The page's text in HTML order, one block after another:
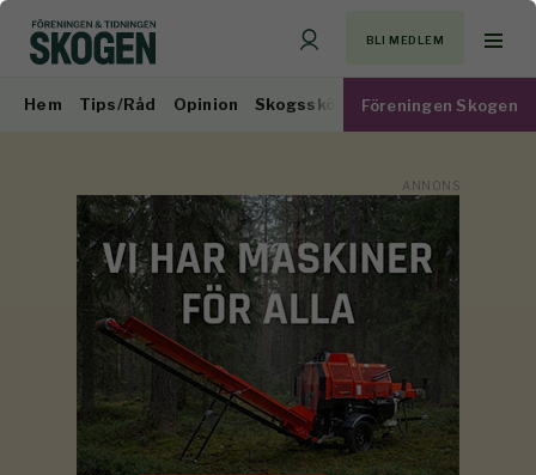
BLI MEDLEM
Hem Tips/Råd Opinion Skogsskötsel Virkesmarknad
Föreningen Skogen